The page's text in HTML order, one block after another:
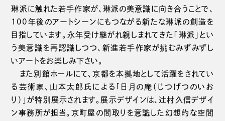
琳派に触れた若手作家が、琳派の美意識に向き合うことで、
100年後のアートシーンにもつながる新たな琳派の創造を
目指しています。永年受け継がれ親しまれてきた「琳派」とい
う美意識を再認識しつつ、新進若手作家が挑むみずみずし
いアートをお楽しみ下さい。
また別館ホールにて、京都を本拠地として活躍をされてい
る芸術家、山本太郎氏による「日月の庵（じつげつのいお
り）」が特別展示されます。展示デザインは、辻村久信デザイ
ン事務所が担当。京町屋の間取りを意識した幻想的な空間